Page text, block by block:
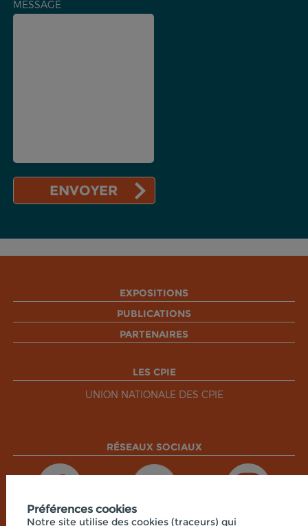
MESSAGE
EXPOSITIONS
PUBLICATIONS
PARTENAIRES
LES CPIE
UNION NATIONALE DES CPIE
RÉSEAUX SOCIAUX
Préférences cookies
Notre site utilise des cookies (traceurs) qui